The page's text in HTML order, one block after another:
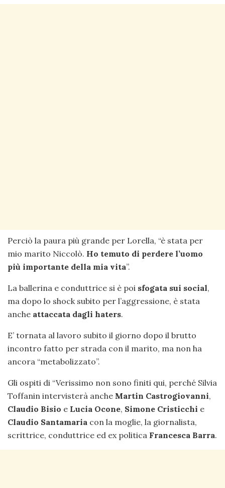
Perciò la paura più grande per Lorella, “è stata per
mio marito Niccolò. Ho temuto di perdere l’uomo
più importante della mia vita”.
La ballerina e conduttrice si è poi sfogata sui social,
ma dopo lo shock subito per l’aggressione, è stata
anche attaccata dagli haters.
E’ tornata al lavoro subito il giorno dopo il brutto
incontro fatto per strada con il marito, ma non ha
ancora “metabolizzato”.
Gli ospiti di “Verissimo non sono finiti qui, perché Silvia
Toffanin intervisterà anche Martin Castrogiovanni,
Claudio Bisio e Lucia Ocone, Simone Cristicchi e
Claudio Santamaria con la moglie, la giornalista,
scrittrice, conduttrice ed ex politica Francesca Barra.